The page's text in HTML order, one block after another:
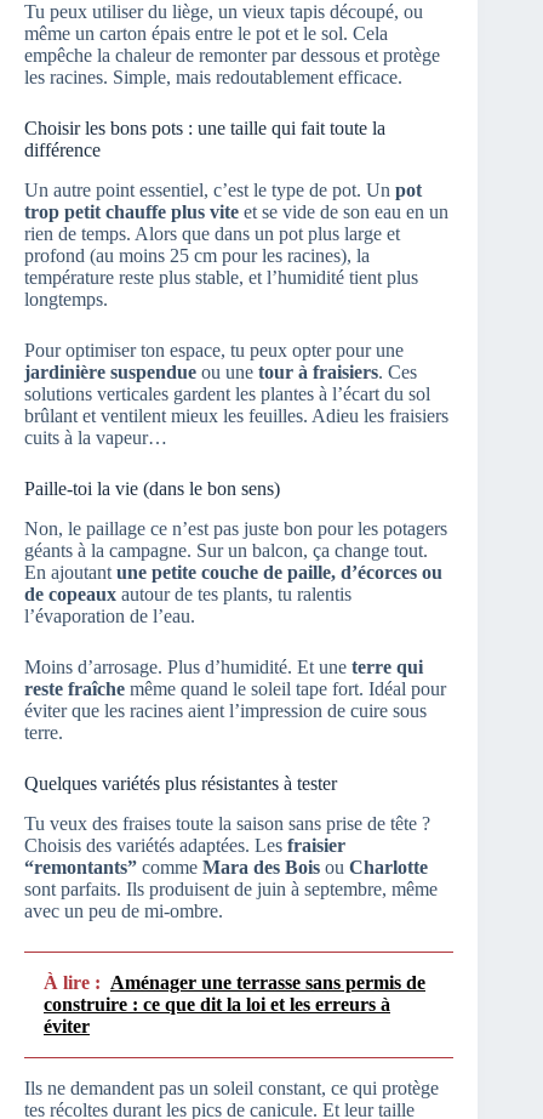
Tu peux utiliser du liège, un vieux tapis découpé, ou
même un carton épais entre le pot et le sol. Cela
empêche la chaleur de remonter par dessous et protège
les racines. Simple, mais redoutablement efficace.
Choisir les bons pots : une taille qui fait toute la
différence
Un autre point essentiel, c’est le type de pot. Un pot
trop petit chauffe plus vite et se vide de son eau en un
rien de temps. Alors que dans un pot plus large et
profond (au moins 25 cm pour les racines), la
température reste plus stable, et l’humidité tient plus
longtemps.
Pour optimiser ton espace, tu peux opter pour une
jardinière suspendue ou une tour à fraisiers. Ces
solutions verticales gardent les plantes à l’écart du sol
brûlant et ventilent mieux les feuilles. Adieu les fraisiers
cuits à la vapeur…
Paille-toi la vie (dans le bon sens)
Non, le paillage ce n’est pas juste bon pour les potagers
géants à la campagne. Sur un balcon, ça change tout.
En ajoutant une petite couche de paille, d’écorces ou
de copeaux autour de tes plants, tu ralentis
l’évaporation de l’eau.
Moins d’arrosage. Plus d’humidité. Et une terre qui
reste fraîche même quand le soleil tape fort. Idéal pour
éviter que les racines aient l’impression de cuire sous
terre.
Quelques variétés plus résistantes à tester
Tu veux des fraises toute la saison sans prise de tête ?
Choisis des variétés adaptées. Les fraisier
“remontants” comme Mara des Bois ou Charlotte
sont parfaits. Ils produisent de juin à septembre, même
avec un peu de mi-ombre.
À lire : Aménager une terrasse sans permis de
construire : ce que dit la loi et les erreurs à
éviter
Ils ne demandent pas un soleil constant, ce qui protège
tes récoltes durant les pics de canicule. Et leur taille